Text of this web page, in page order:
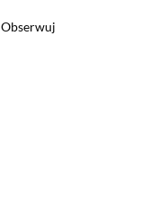
Obserwuj